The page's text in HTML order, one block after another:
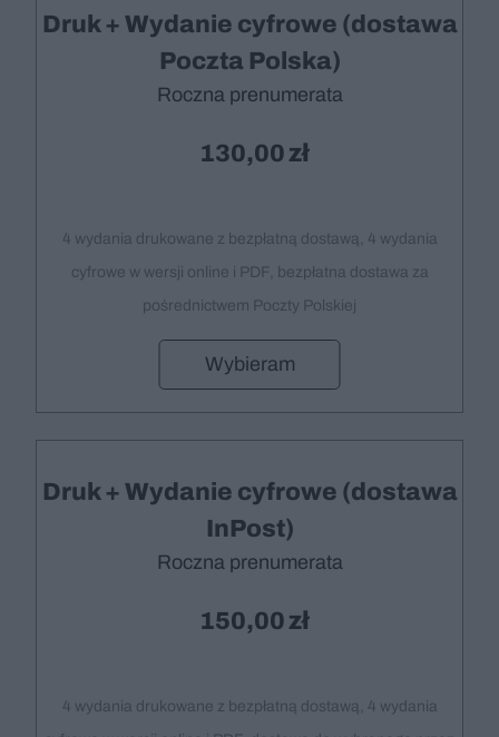
Druk + Wydanie cyfrowe (dostawa
Poczta Polska)
Roczna prenumerata
130,00
4 wydania drukowane z bezpłatną dostawą, 4 wydania
cyfrowe w wersji online i PDF, bezpłatna dostawa za
pośrednictwem Poczty Polskiej
Wybieram
Druk + Wydanie cyfrowe (dostawa
InPost)
Roczna prenumerata
150,00
4 wydania drukowane z bezpłatną dostawą, 4 wydania